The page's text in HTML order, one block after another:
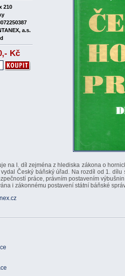
210
a.s.
Kč
na I. díl zejména z hlediska zákona o
Český báňský úřad. Na rozdíl od 1. dílu
práce, právním postavením
i zákonnému postavení státní báňské